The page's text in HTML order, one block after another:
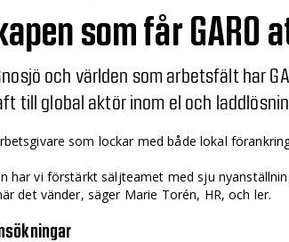
som får GARO
och världen som arbetsfält har
till global aktör inom el och
som lockar med både lokal
har vi förstärkt säljteamet med sju
det vänder, säger Marie Torén, HR, och ler.